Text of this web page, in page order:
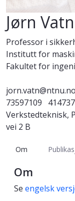
Jørn Vatn
Professor i
Institutt for
Fakultet for
jorn.vatn@ntnu.no
73597109
Verkstedteknisk,
vei 2 B
Om
Om
Se engelsk